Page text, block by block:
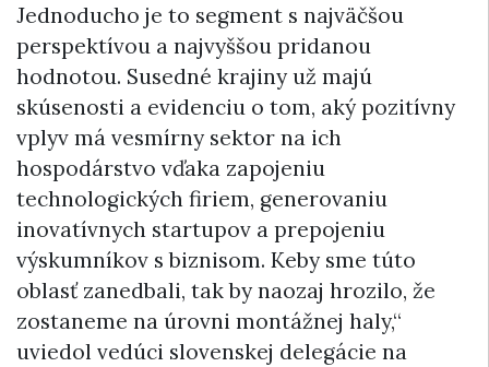
Jednoducho je to segment s najväčšou
perspektívou a najvyššou pridanou
hodnotou. Susedné krajiny už majú
skúsenosti a evidenciu o tom, aký pozitívny
vplyv má vesmírny sektor na ich
hospodárstvo vďaka zapojeniu
technologických firiem, generovaniu
inovatívnych startupov a prepojeniu
výskumníkov s biznisom. Keby sme túto
oblasť zanedbali, tak by naozaj hrozilo, že
zostaneme na úrovni montážnej haly,“
uviedol vedúci slovenskej delegácie na